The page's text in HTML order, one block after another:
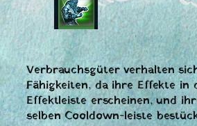
Verbrauchsgüter verhalten
Fähigkeiten, da ihre Effekte in
Effektleiste erscheinen, und
selben Cooldown-leiste